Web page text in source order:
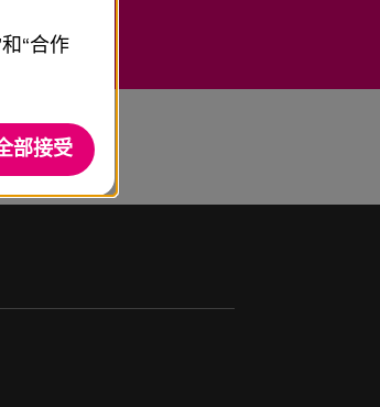
“合作
部接受